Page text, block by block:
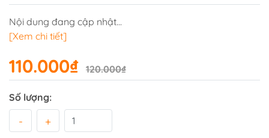
Nội dung đang cập nhật...
[Xem chi tiết]
110.000₫ 120.000₫
Số lượng:
- +